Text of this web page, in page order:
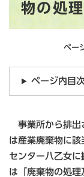
物の処
ペー
ページ内目
事業所から排出
は産業廃棄物に
センター八乙女
は「廃棄物の処